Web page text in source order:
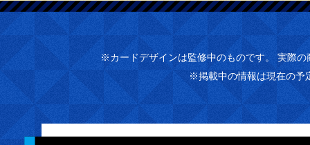
※カードデザインは監修中のものです。 実際
※掲載中の情報は現在の予